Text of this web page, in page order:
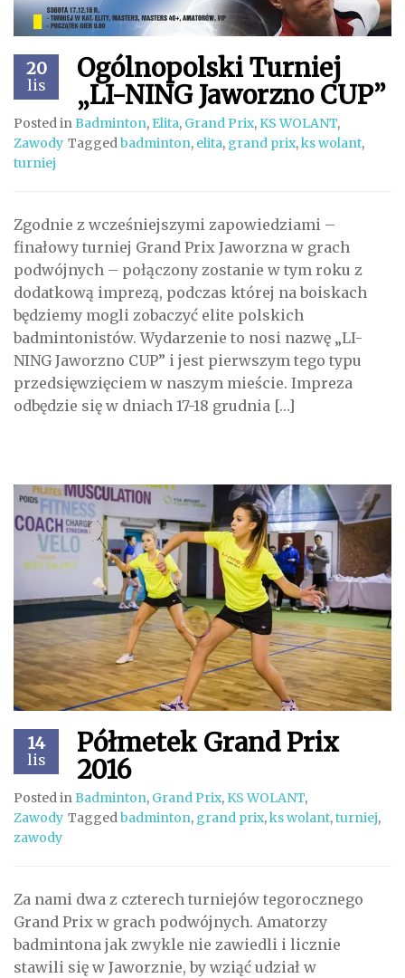
20
lis
Ogólnopolski Turniej
„LI-NING Jaworzno CUP”
Posted inBadminton, Elita, Grand Prix, KS WOLANT,
Zawody Taggedbadminton, elita, grand prix,ks wolant,
turniej
Zgodnie z wcześniejszymi zapowiedziami –
finałowy turniej Grand Prix Jaworzna w grach
podwójnych – połączony zostanie w tym roku z
dodatkową imprezą, podczas której na boiskach
będziemy mogli zobaczyć elite polskich
badmintonistów. Wydarzenie to nosi nazwę „LI-
NING Jaworzno CUP” i jest pierwszym tego typu
przedsięwzięciem w naszym mieście. Impreza
odbędzie się w dniach 17-18 grudnia […]
14
lis
Półmetek Grand Prix
2016
Posted inBadminton, Grand Prix, KS WOLANT,
Zawody Taggedbadminton, grand prix,ks wolant,turniej,
zawody
Za nami dwa z czterech turniejów tegorocznego
Grand Prix w grach podwójnych. Amatorzy
badmintona jak zwykle nie zawiedli i licznie
stawili się w Jaworznie, by wziąć udział w